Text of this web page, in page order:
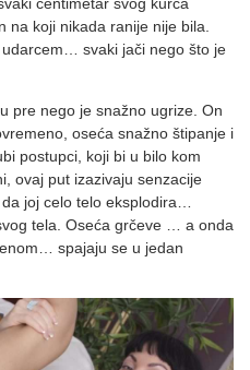
na koji nikada ranije nije bila.
svaki jači nego što je
pre nego je snažno ugrize. On
oseća snažno štipanje i
postupci, koji bi u bilo kom
ovaj put izazivaju senzacije
joj celo telo eksplodira…
tela. Oseća grčeve … a onda
spajaju se u jedan